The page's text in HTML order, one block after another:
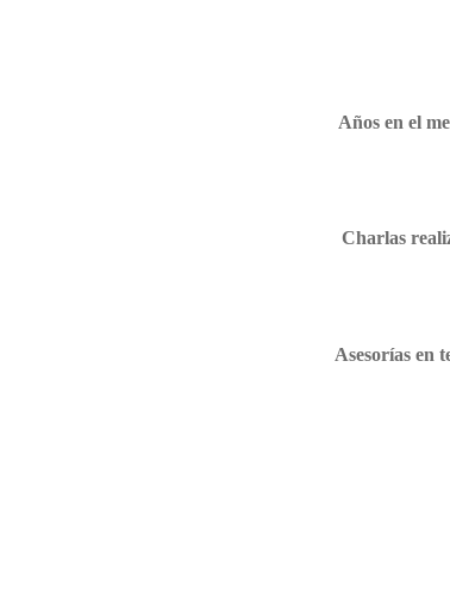
Años en el
Charlas
Asesorías en